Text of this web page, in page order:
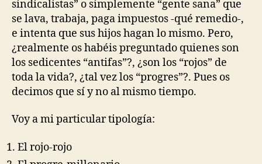
sindicalistas” o simplemente “gente sana” que
se lava, trabaja, paga impuestos -qué remedio-,
e intenta que sus hijos hagan lo mismo. Pero,
¿realmente os habéis preguntado quienes son
los sedicentes “antifas”?, ¿son los “rojos” de
toda la vida?, ¿tal vez los “progres”?. Pues os
decimos que sí y no al mismo tiempo.
Voy a mi particular tipología:
El rojo-rojo